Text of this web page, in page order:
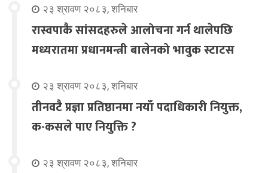
२३ श्रावण २०८३, शनिबार
रास्वपाकै सांसदहरुले आलोचना गर्न थालेपछि
मध्यरातमा प्रधानमन्त्री बालेनको भावुक स्टाटस
२३ श्रावण २०८३, शनिबार
तीनवटै प्रज्ञा प्रतिष्ठानमा नयाँ पदाधिकारी नियुक्त,
क-कसले पाए नियुक्ति ?
२३ श्रावण २०८३, शनिबार